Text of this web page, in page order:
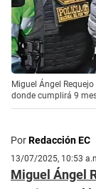
Miguel Ángel
donde cumplirá 9
PorRedacción EC
13/07/2025, 10:53
Miguel Ángel